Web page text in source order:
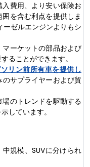
費用、より安い保険お
を含む利点を提供しま
ゼルエンジンよりもシ
ーケットの部品および
ることができます。
リン前所有車を提供し
サプライヤーおよび貿
のトレンドを駆動する
しています。
規模、SUVに分けられ